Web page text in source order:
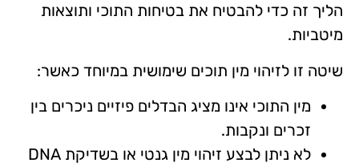
הליך זה כדי להבטיח את בטיחות התוכי ותוצאות
מיטביות.
שיטה זו לזיהוי מין תוכים שימושית במיוחד כאשר:
מין התוכי אינו מציג הבדלים פיזיים ניכרים בין
זכרים ונקבות.
לא ניתן לבצע זיהוי מין גנטי או בשדיקת DNA